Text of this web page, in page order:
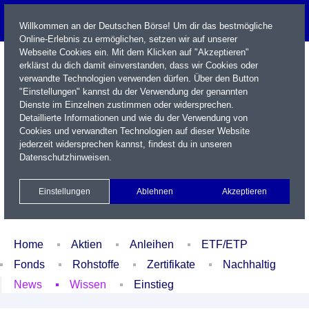
Name / WKN / ISIN / Kürzel
Xetra Realtime
Watchlist Portfolio Login
Home Aktien Anleihen
ETF/ETP
Fonds
Rohstoffe Zertifikate
Nachhaltig
News
Wissen Einstieg
Willkommen an der Deutschen Börse! Um dir das bestmögliche
Online-Erlebnis zu ermöglichen, setzen wir auf unserer
Webseite Cookies ein. Mit dem Klicken auf "Akzeptieren"
erklärst du dich damit einverstanden, dass wir Cookies oder
verwandte Technologien verwenden dürfen. Über den Button
"Einstellungen" kannst du der Verwendung der genannten
Dienste im Einzelnen zustimmen oder widersprechen.
Detaillierte Informationen und wie du der Verwendung von
Cookies und verwandten Technologien auf dieser Website
jederzeit widersprechen kannst, findest du in unseren
Datenschutzhinweisen.
Einstellungen Ablehnen Akzeptieren